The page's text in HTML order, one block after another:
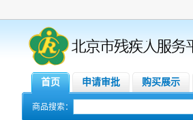
首页 申请审批 购买展示
商品搜索：